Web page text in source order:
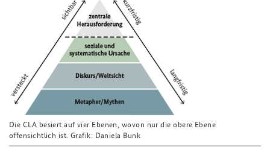
Die CLA besiert auf vier Ebenen, wovon nur die obere Ebene
offensichtlich ist. Grafik: Daniela Bunk